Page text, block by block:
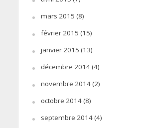
mars 2015 (8)
février 2015 (15)
janvier 2015 (13)
décembre 2014(4)
novembre 2014(2)
octobre 2014(8)
septembre 2014(4)